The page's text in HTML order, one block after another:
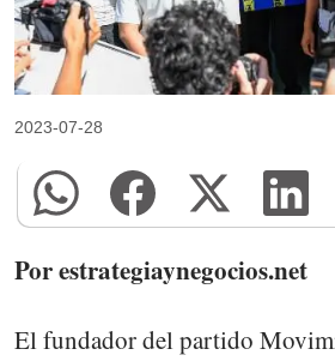
2023-07-28
Por estrategiaynegocios.net
El fundador del partido